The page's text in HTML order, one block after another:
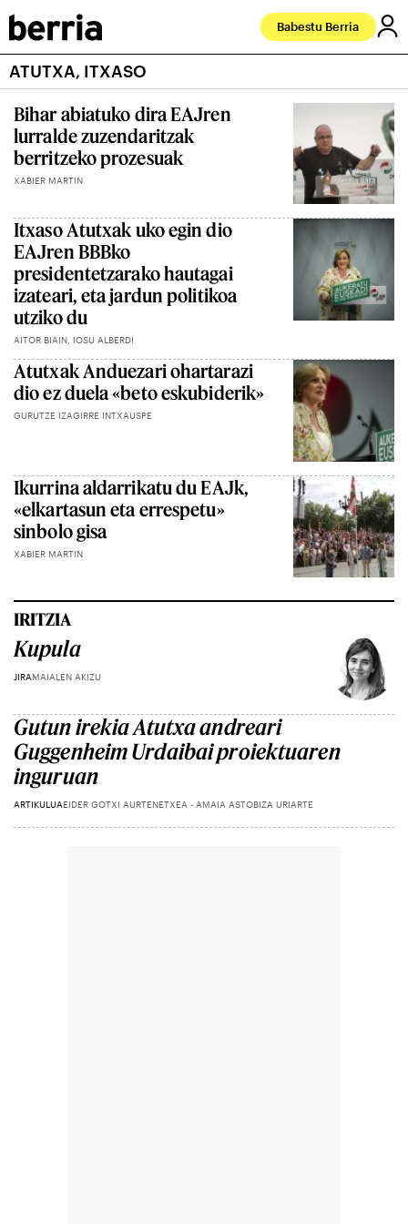
Babestu Berria
ATUTXA, ITXASO
Bihar abiatuko dira EAJren
lurralde zuzendaritzak
berritzeko prozesuak
XABIER MARTIN
Itxaso Atutxak uko egin dio
EAJren BBBko
presidentetzarako hautagai
izateari, eta jardun politikoa
utziko du
AITOR BIAIN, IOSU ALBERDI
Atutxak Anduezari ohartarazi
dio ez duela «beto eskubiderik»
GURUTZE IZAGIRRE INTXAUSPE
Ikurrina aldarrikatu du EAJk,
«elkartasun eta errespetu»
sinbolo gisa
XABIER MARTIN
IRITZIA
Kupula
JIRAMAIALEN AKIZU
Gutun irekia Atutxa andreari
Guggenheim Urdaibai proiektuaren
inguruan
ARTIKULUAEIDER GOTXI AURTENETXEA - AMAIA ASTOBIZA URIARTE